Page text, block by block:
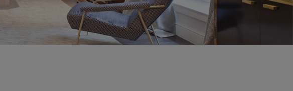
madrid 2018
madrid 2017
madrid 2016